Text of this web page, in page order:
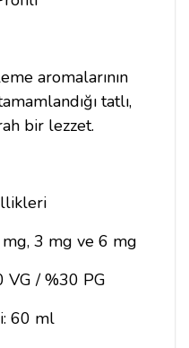
aromalarının
tatlı,
bir lezzet.
3 mg ve 6 mg
VG / %30 PG
60 ml